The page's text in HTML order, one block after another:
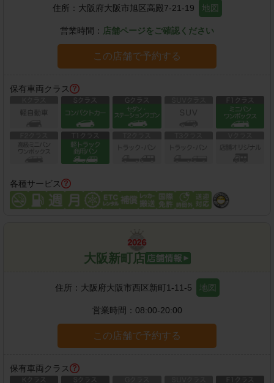
住所： 大阪府大阪市旭区高殿7-21-19 地図
営業時間： 店舗ページをご確認ください
この店舗で予約する
保有車両クラス
各種サービス
大阪新町店
住所： 大阪府大阪市西区新町1-11-5 地図
営業時間： 08:00-20:00
この店舗で予約する
保有車両クラス